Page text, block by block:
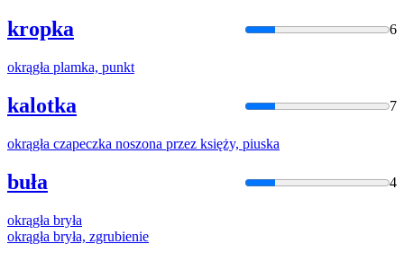
kropka 6
okrągła plamka, punkt
kalotka 7
okrągła czapeczka noszona przez księży, piuska
buła 4
okrągła bryła
okrągła bryła, zgrubienie